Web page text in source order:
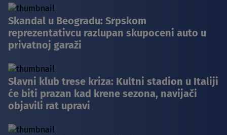
Skandal u Beogradu: Srpskom
reprezentativcu razlupan skupoceni auto u
privatnoj garaži
Slavni klub trese kriza: Kultni stadion u Italiji
će biti prazan kad krene sezona, navijači
objavili rat upravi